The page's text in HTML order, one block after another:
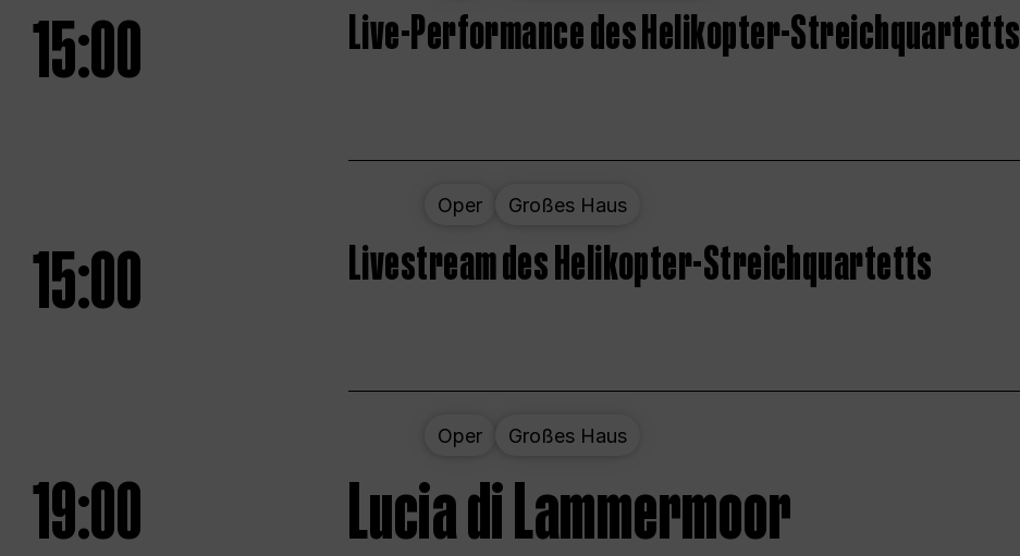
15:00 Live-Performance des Helikopter-Streichquartetts
Oper Großes Haus
15:00 Livestream des Helikopter-Streichquartetts
Oper Großes Haus
19:00 Lucia di Lammermoor